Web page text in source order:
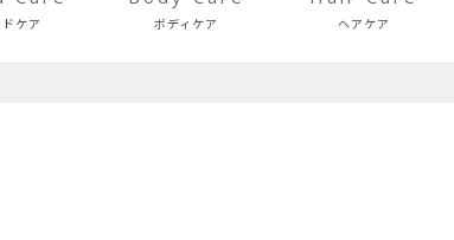
ケア ボディケア ヘアケア